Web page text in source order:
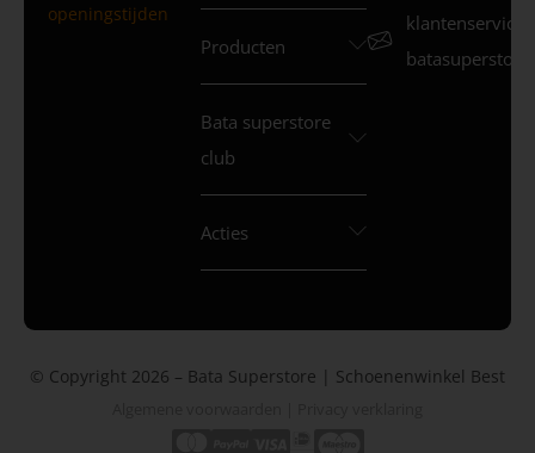
openingstijden
Producten
Bata superstore
club
Acties
© Copyright 2026 – Bata Superstore | Schoenenwinkel Best